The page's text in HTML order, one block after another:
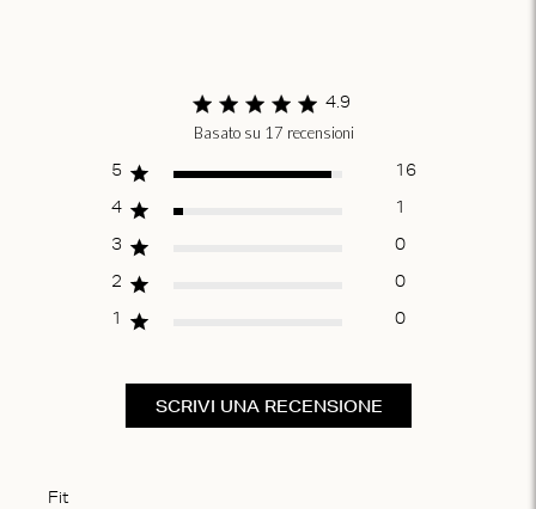
4.9
Score of 4.9 out of
Basato su 17 recensioni
5 16
4 1
3 0
2 0
1 0
SCRIVI UNA RECENSIONE
Fit